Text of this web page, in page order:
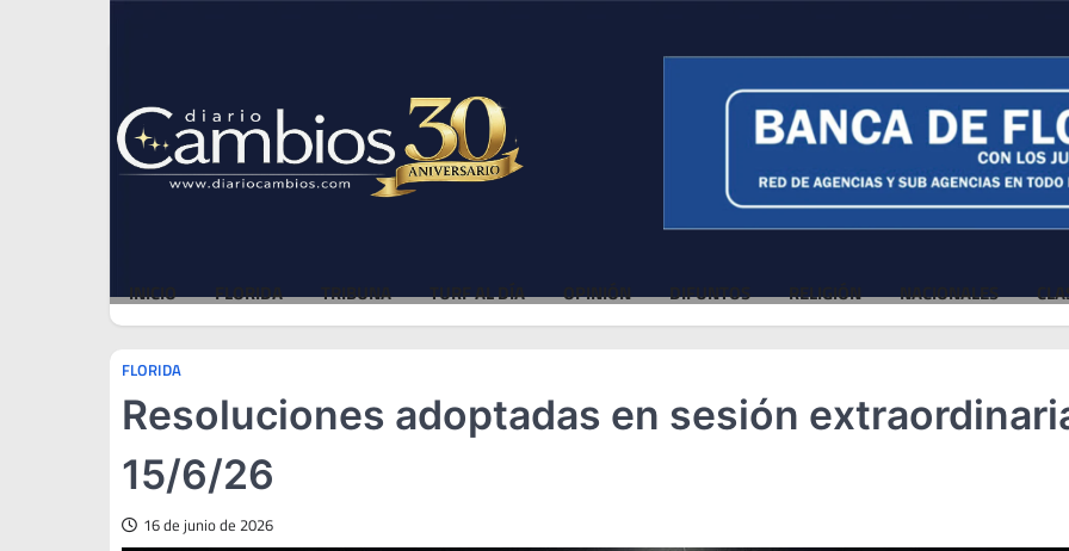
INICIO FLORIDA TRIBUNA TURF AL DÍA OPINIÓN DIFUNTOS RELIGIÓN NACIONALES
FLORIDA
Resoluciones adoptadas en sesión
15/6/26
16 de junio de 2026